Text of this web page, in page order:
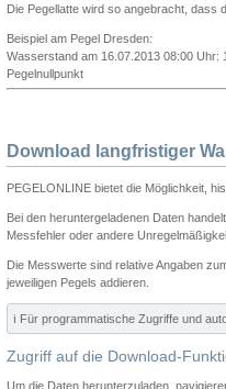
Die Pegellatte wird so angebracht, dass
Beispiel am Pegel Dresden:
Wasserstand am 16.07.2013 08:00 Uhr:
Pegelnullpunkt
Download langfristiger
PEGELONLINE bietet die Möglichkeit,
Bei den heruntergeladenen Daten
Messfehler oder andere
Die Messwerte sind relative Angaben
jeweiligen Pegels addieren.
ℹ️ Für programmatische Zugriffe und
Zugriff auf die Download-
Um die Daten herunterzuladen,